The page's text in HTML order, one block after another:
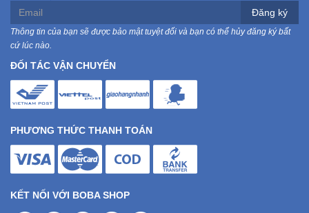
Đăng ký
Thông tin của bạn sẽ được bảo mật tuyệt đối và bạn có thể hủy đăng ký bất
cứ lúc nào.
ĐỐI TÁC VẬN CHUYỂN
PHƯƠNG THỨC THANH TOÁN
KẾT NỐI VỚI BOBA SHOP